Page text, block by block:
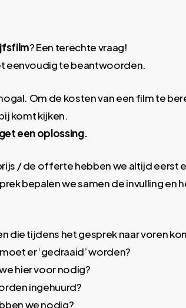
? Een terechte vraag!
eenvoudig te beantwoorden.
Om de kosten van een film te
komt kijken.
een oplossing.
/ de offerte hebben we altijd eerst
bepalen we samen de invulling en
die tijdens het gesprek naar voren
er ‘gedraaid’ worden?
hier voor nodig?
ingehuurd?
we nodig?